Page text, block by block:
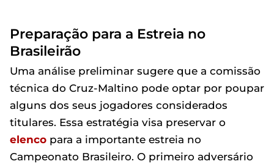
Preparação para a Estreia no
Brasileirão
Uma análise preliminar sugere que a comissão
técnica do Cruz-Maltino pode optar por poupar
alguns dos seus jogadores considerados
titulares. Essa estratégia visa preservar o
elenco para a importante estreia no
Campeonato Brasileiro. O primeiro adversário